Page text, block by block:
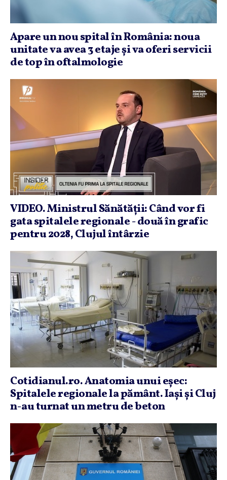
Apare un nou spital în România: noua
unitate va avea 3 etaje şi va oferi servicii
de top în oftalmologie
VIDEO. Ministrul Sănătăţii: Când vor fi
gata spitalele regionale - două în grafic
pentru 2028, Clujul întârzie
Cotidianul.ro. Anatomia unui eşec:
Spitalele regionale la pământ. Iaşi şi Cluj
n-au turnat un metru de beton